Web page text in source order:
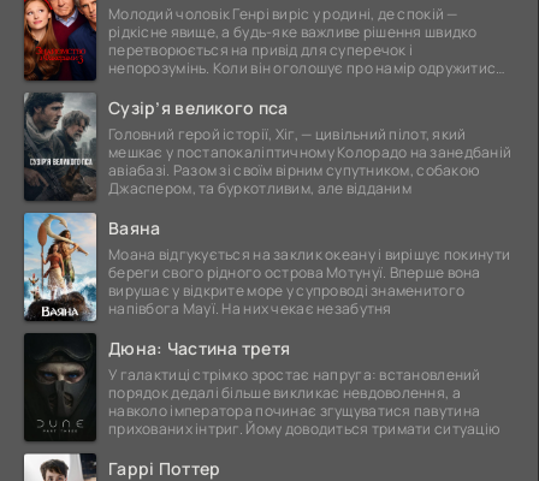
Молодий чоловік Генрі виріс у родині, де спокій —
рідкісне явище, а будь-яке важливе рішення швидко
перетворюється на привід для суперечок і
непорозумінь. Коли він оголошує про намір одружитися,
Сузір’я великого пса
Головний герой історії, Хіг, — цивільний пілот, який
мешкає у постапокаліптичному Колорадо на занедбаній
авіабазі. Разом зі своїм вірним супутником, собакою
Джаспером, та буркотливим, але відданим
Ваяна
Моана відгукується на заклик океану і вирішує покинути
береги свого рідного острова Мотунуї. Вперше вона
вирушає у відкрите море у супроводі знаменитого
напівбога Мауї. На них чекає незабутня
Дюна: Частина третя
У галактиці стрімко зростає напруга: встановлений
порядок дедалі більше викликає невдоволення, а
навколо імператора починає згущуватися павутина
прихованих інтриг. Йому доводиться тримати ситуацію
Гаррі Поттер